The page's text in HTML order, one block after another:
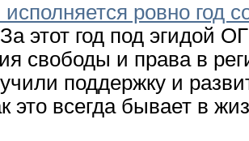
исполняется ровно год
этот год под эгидой
свободы и права в
поддержку и
это всегда бывает в